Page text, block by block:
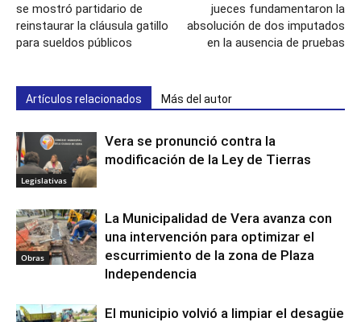
se mostró partidario de
reinstaurar la cláusula gatillo
para sueldos públicos
jueces fundamentaron la
absolución de dos imputados
en la ausencia de pruebas
Artículos relacionados Más del autor
Legislativas
Vera se pronunció contra la
modificación de la Ley de Tierras
Obras
La Municipalidad de Vera avanza con
una intervención para optimizar el
escurrimiento de la zona de Plaza
Independencia
El municipio volvió a limpiar el desagüe